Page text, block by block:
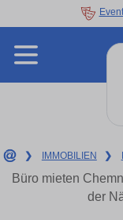
Event
❯ IMMOBILIEN ❯
Büro mieten
der